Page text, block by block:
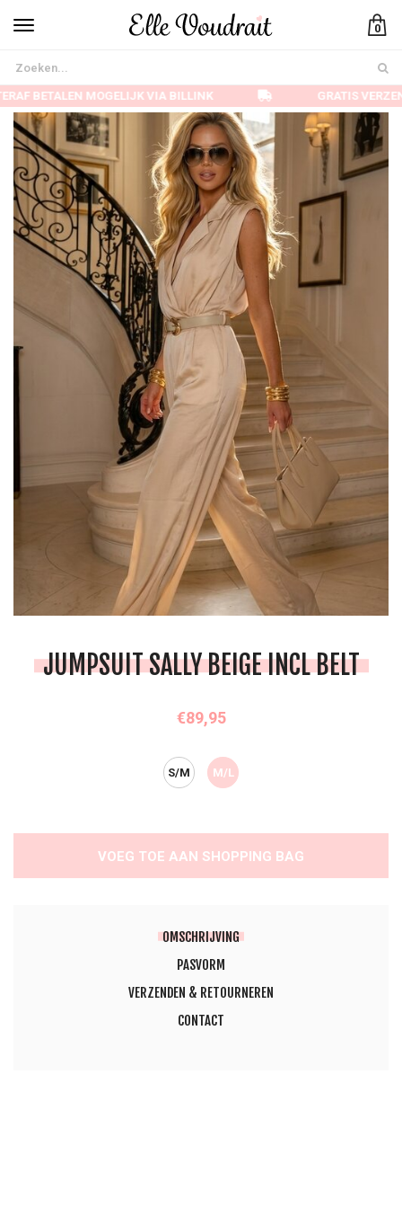
0
BETALEN MOGELIJK VIA BILLINK GRATIS
JUMPSUIT SALLY BEIGE INCL BELT
€89,95
OMSCHRIJVING
PASVORM
VERZENDEN & RETOURNEREN
CONTACT
S/M M/L
VOEG TOE AAN SHOPPING BAG